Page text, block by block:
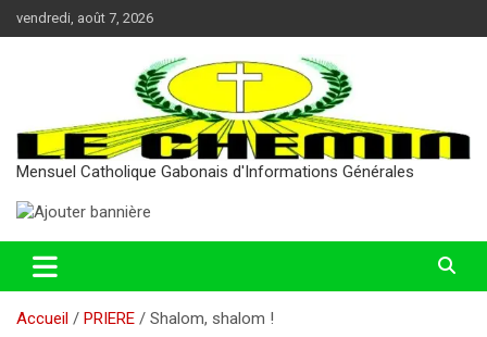
au
vendredi, août 7, 2026
Mensuel Catholique Gabonais d'Informations Générales
Accueil PRIERE Shalom, shalom !